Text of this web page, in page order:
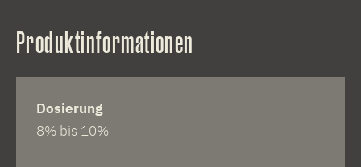
Produktinformationen
Dosierung
8% bis 10%